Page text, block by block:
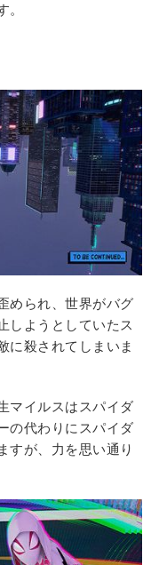
められ、世界がバグ
しようとしていたス
に殺されてしまいま
マイルスはスパイダ
の代わりにスパイダ
すが、力を思い通り